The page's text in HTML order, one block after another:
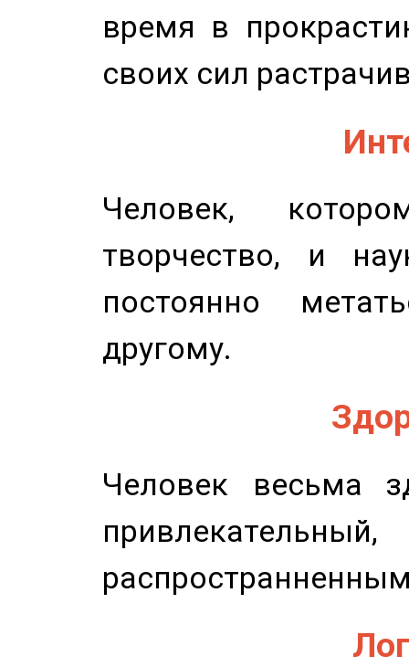
время в
своих сил
Человек,
творчество, и
постоянно
другому.
Человек весьма